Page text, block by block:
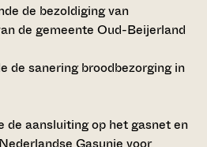
de bezoldiging van
de gemeente Oud-Beijerland
de sanering broodbezorging in
de aansluiting op het gasnet en